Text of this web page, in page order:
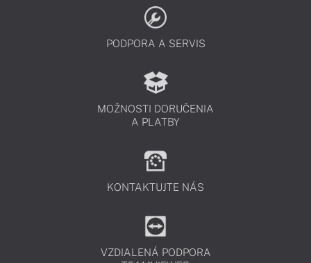
PODPORA A SERVIS
MOŽNOSTI DORUČENIA
A PLATBY
KONTAKTUJTE NÁS
VZDIALENÁ PODPORA